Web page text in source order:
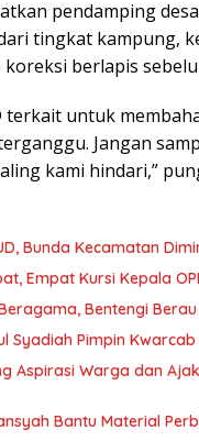
pendamping
tingkat kampung,
berlapis
terkait untuk
Jangan
kami hindari,”
Bunda Kecamatan
Empat Kursi Kepala
Bentengi
Pimpin
Aspirasi Warga dan
Bantu Material